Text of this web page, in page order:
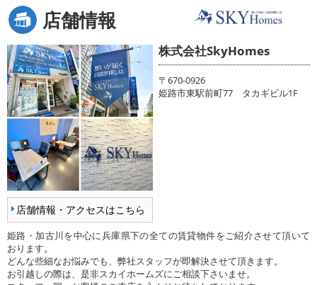
店舗情報
店舗情報・アクセスはこちら
株式会社SkyHomes
〒670-0926
姫路市東駅前町77 タカギビル1F
姫路・加古川を中心に兵庫県下の全ての賃貸物件をご紹介させて頂いて
おります。
どんな些細なお悩みでも、弊社スタッフが即解決させて頂きます。
お引越しの際は、是非スカイホームズにご相談下さいませ。